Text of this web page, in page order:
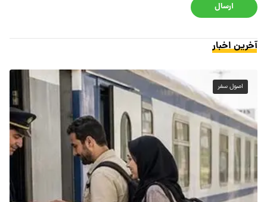
ارسال
آخرین اخبار
اصول سفر